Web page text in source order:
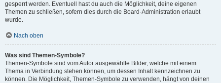
gesperrt werden. Eventuell hast du auch die Möglichkeit, deine eigenen
Themen zu schließen, sofern dies durch die Board-Administration erlaubt
wurde.
Nach oben
Was sind Themen-Symbole?
Themen-Symbole sind vom Autor ausgewählte Bilder, welche mit einem
Thema in Verbindung stehen können, um dessen Inhalt kennzeichnen zu
können. Die Möglichkeit, Themen-Symbole zu verwenden, hängt von deinen